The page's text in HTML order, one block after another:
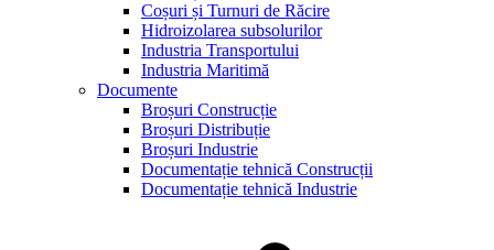
Coșuri și Turnuri de Răcire
Hidroizolarea subsolurilor
Industria Transportului
Industria Maritimă
Documente
Broșuri Construcție
Broșuri Distribuție
Broșuri Industrie
Documentație tehnică Construcții
Documentație tehnică Industrie